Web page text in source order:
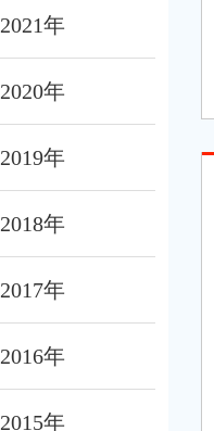
2021年
2020年
2019年
2018年
2017年
2016年
2015年